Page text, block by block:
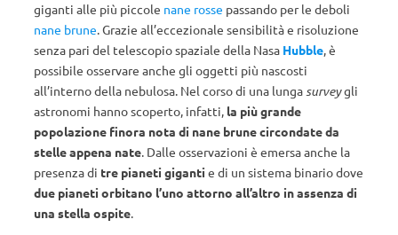
giganti alle più piccole nane rosse passando per le deboli
nane brune. Grazie all’eccezionale sensibilità e risoluzione
senza pari del telescopio spaziale della Nasa Hubble, è
possibile osservare anche gli oggetti più nascosti
all’interno della nebulosa. Nel corso di una lungasurveygli
astronomi hanno scoperto, infatti, la più grande
popolazione finora nota di nane brune circondate da
stelle appena nate. Dalle osservazioni è emersa anche la
presenza di tre pianeti giganti e di un sistema binario dove
due pianeti orbitano l’uno attorno all’altro in assenza di
una stella ospite.